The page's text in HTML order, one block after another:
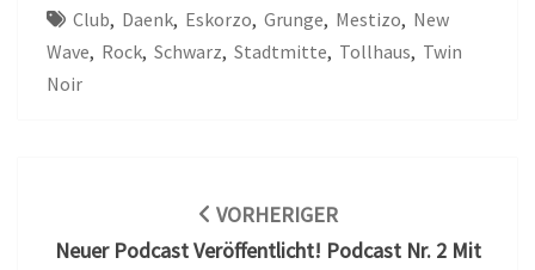
Club, Daenk, Eskorzo, Grunge, Mestizo, New
Wave, Rock, Schwarz, Stadtmitte, Tollhaus, Twin
Noir
VORHERIGER
Neuer Podcast Veröffentlicht! Podcast Nr. 2 Mit